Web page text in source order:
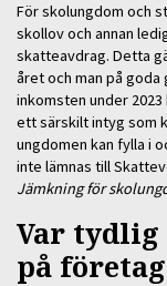
För skolungdom och
skollov och annan
skatteavdrag. Detta
året och man på goda
inkomsten under
ett särskilt intyg som
ungdomen kan fylla i
inte lämnas till
Jämkning för
Var tydlig
på